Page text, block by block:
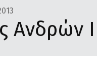
Ανδρών